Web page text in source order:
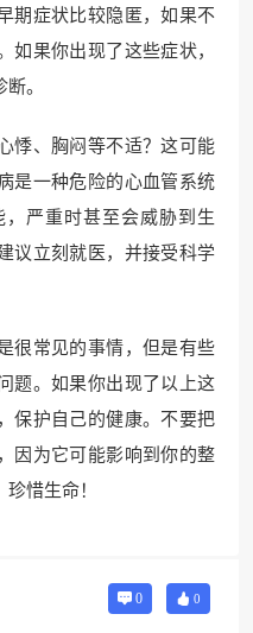
期症状比较隐匿，如果不
如果你出现了这些症状，
。
悸、胸闷等不适？这可能
是一种危险的心血管系统
严重时甚至会威胁到生
议立刻就医，并接受科学
很常见的事情，但是有些
题。如果你出现了以上这
保护自己的健康。不要把
因为它可能影响到你的整
惜生命！
0 0